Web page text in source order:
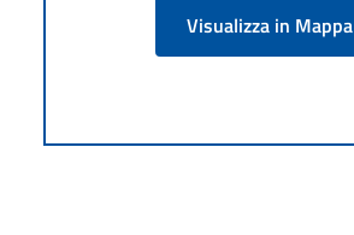
Visualizza in Mappa